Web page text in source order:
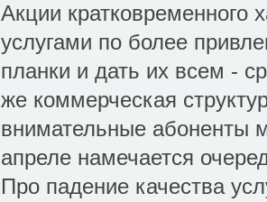
Акции кратковременного
услугами по более
планки и дать их всем -
же коммерческая
внимательные абоненты
апреле намечается
Про падение качества